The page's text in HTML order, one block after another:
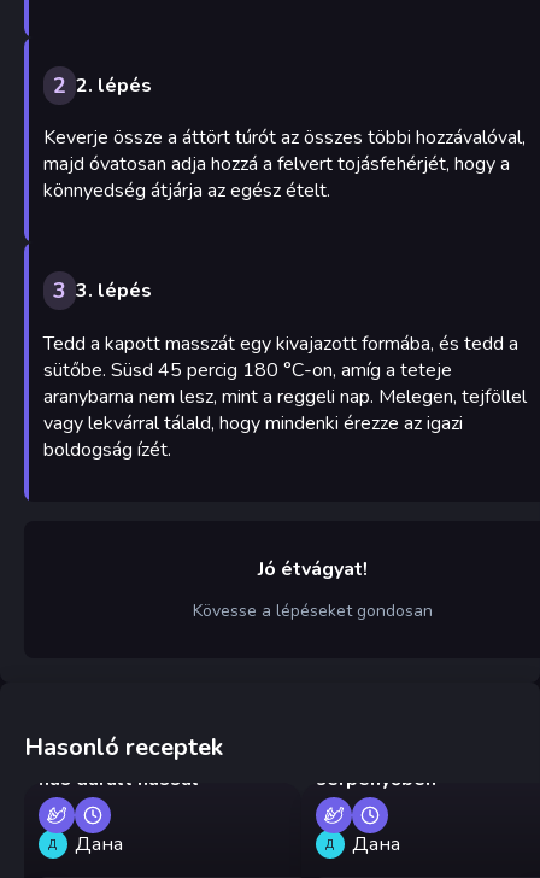
2 2. lépés
Keverje össze a áttört túrót az összes többi hozzávalóval,
majd óvatosan adja hozzá a felvert tojásfehérjét, hogy a
könnyedség átjárja az egész ételt.
3 3. lépés
Tedd a kapott masszát egy kivajazott formába, és tedd a
sütőbe. Süsd 45 percig 180 °C-on, amíg a teteje
aranybarna nem lesz, mint a reggeli nap. Melegen, tejföllel
vagy lekvárral tálald, hogy mindenki érezze az igazi
boldogság ízét.
Jó étvágyat!
Kövesse a lépéseket gondosan
Hasonló receptek
Gyermek burgonyás rakott
hús darált hússal
Д Дана
serpenyőben
Д Дана